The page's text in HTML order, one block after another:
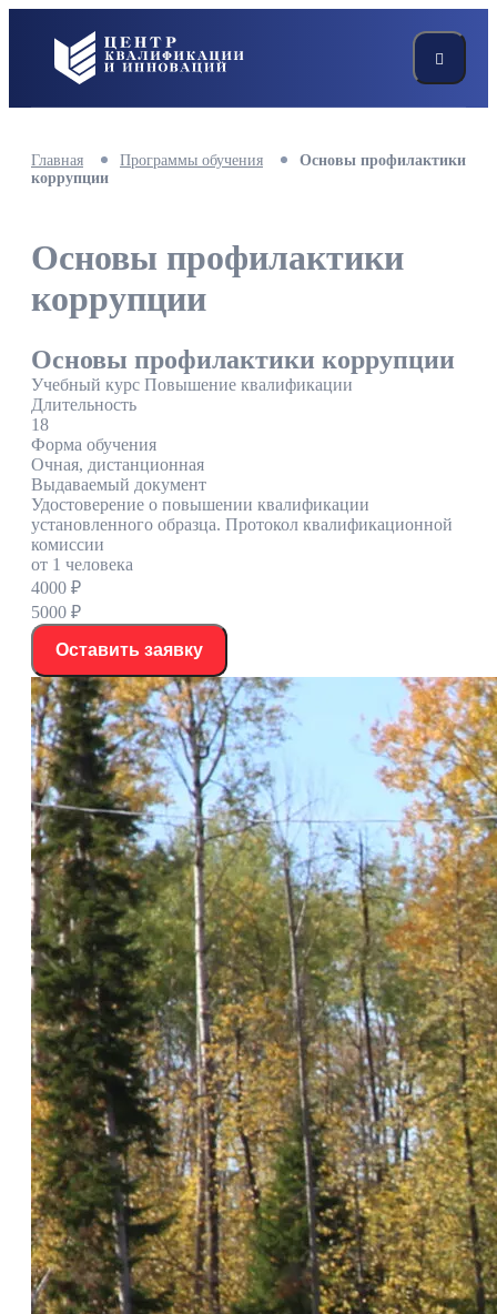
Главная Программы обучения
Основы профилактики
коррупции
Основы профилактики
коррупции
Основы профилактики коррупции
Учебный курс Повышение квалификации
Длительность
18
Форма обучения
Очная, дистанционная
Выдаваемый документ
Удостоверение о повышении квалификации
установленного образца. Протокол квалификационной
комиссии
от 1 человека
4000 ₽
5000 ₽
Оставить заявку